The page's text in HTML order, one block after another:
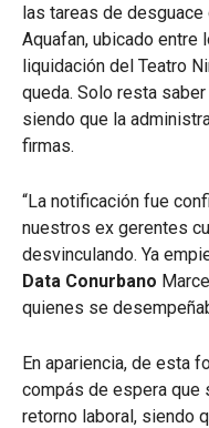
las tareas de
Aquafan, ubicado entre
liquidación del Teatro
queda. Solo resta
siendo que la
firmas.
“La notificación fue
nuestros ex gerentes
desvinculando. Ya
Data Conurbano
quienes se
En apariencia, de esta
compás de espera
retorno laboral, siendo